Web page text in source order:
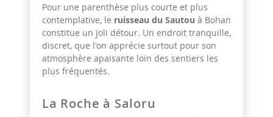
Pour une parenthèse plus courte et plus
contemplative, le ruisseau du Sautou à Bohan
constitue un joli détour. Un endroit tranquille,
discret, que l'on apprécie surtout pour son
atmosphère apaisante loin des sentiers les
plus fréquentés.
La Roche à Saloru